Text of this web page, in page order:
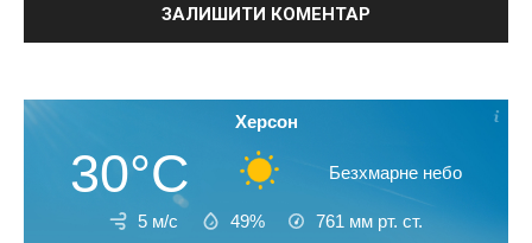
Херсон
30°C Безхмарне небо
5 м/с 49% 761 мм рт. ст.